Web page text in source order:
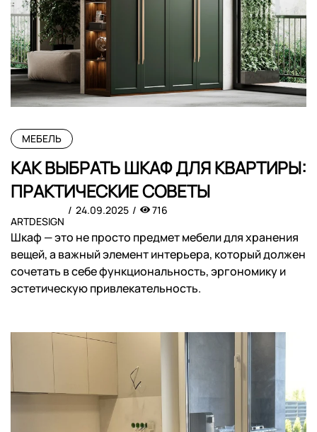
МЕБЕЛЬ
КАК ВЫБРАТЬ ШКАФ ДЛЯ КВАРТИРЫ:
ПРАКТИЧЕСКИЕ СОВЕТЫ
ARTDESIGN
24.09.2025 716
Шкаф — это не просто предмет мебели для хранения
вещей, а важный элемент интерьера, который должен
сочетать в себе функциональность, эргономику и
эстетическую привлекательность.